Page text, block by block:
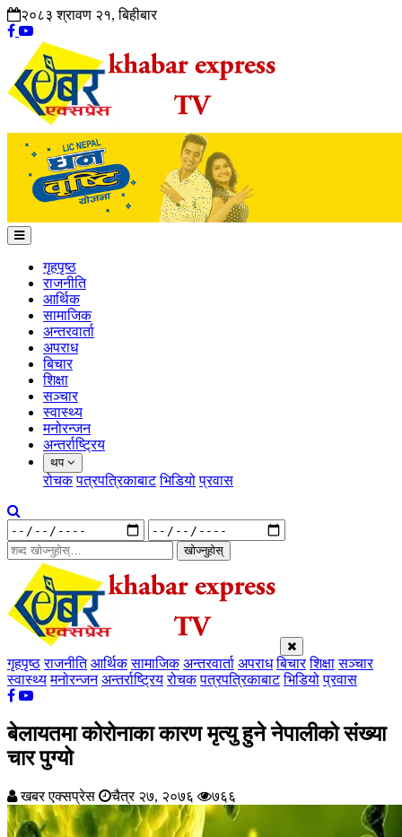
२०८३ श्रावण २१, बिहीबार
गृहपृष्ठ
राजनीति
आर्थिक
सामाजिक
अन्तरवार्ता
अपराध
बिचार
शिक्षा
सञ्चार
स्वास्थ्य
मनोरन्जन
अन्तर्राष्ट्रिय
थप
रोचक पत्रपत्रिकाबाट भिडियो प्रवास
खोज्नुहोस्
गृहपृष्ठ राजनीति आर्थिक सामाजिक अन्तरवार्ता अपराध बिचार शिक्षा सञ्चार
स्वास्थ्य मनोरन्जन अन्तर्राष्ट्रिय रोचक पत्रपत्रिकाबाट भिडियो प्रवास
बेलायतमा कोरोनाका कारण मृत्यु हुने नेपालीको संख्या
चार पुग्यो
खबर एक्सप्रेस चैत्र २७, २०७६ ७६६